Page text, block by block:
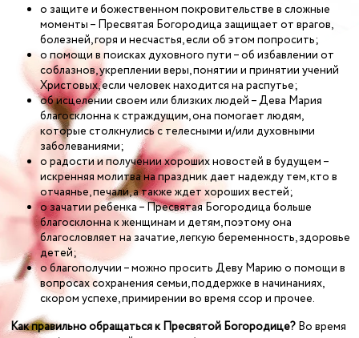
о защите и божественном покровительстве в сложные
моменты – Пресвятая Богородица защищает от врагов,
болезней, горя и несчастья, если об этом попросить;
о помощи в поисках духовного пути – об избавлении от
соблазнов, укреплении веры, понятии и принятии учений
Христовых, если человек находится на распутье;
об исцелении своем или близких людей – Дева Мария
благосклонна к страждущим, она помогает людям,
которые столкнулись с телесными и/или духовными
заболеваниями;
о радости и получении хороших новостей в будущем –
искренняя молитва на праздник дает надежду тем, кто в
отчаянье, печали, а также ждет хороших вестей;
о зачатии ребенка – Пресвятая Богородица больше
благосклонна к женщинам и детям, поэтому она
благословляет на зачатие, легкую беременность, здоровье
детей;
о благополучии – можно просить Деву Марию о помощи в
вопросах сохранения семьи, поддержке в начинаниях,
скором успехе, примирении во время ссор и прочее.
Как правильно обращаться к Пресвятой Богородице? Во время